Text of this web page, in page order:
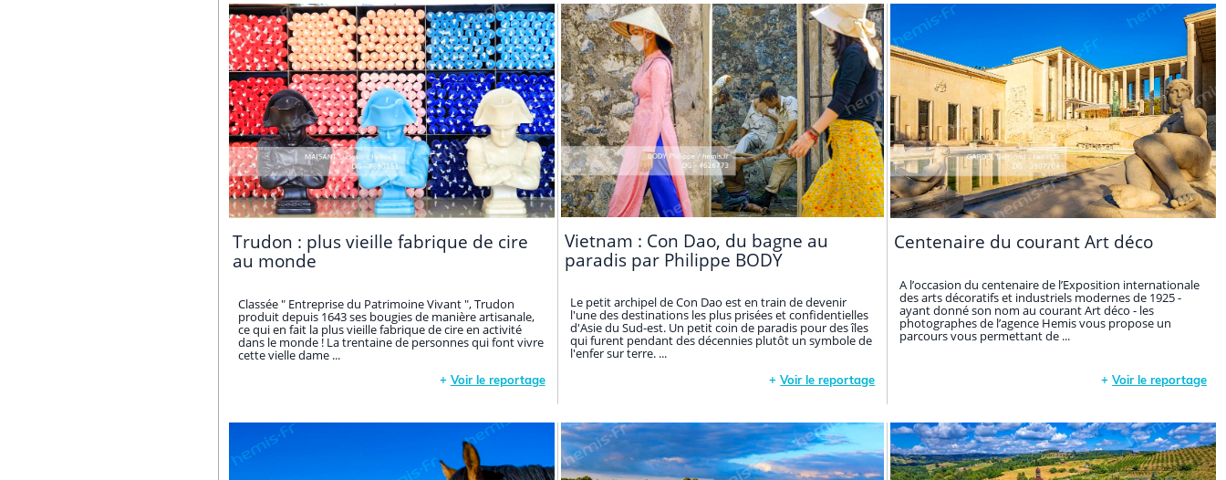
Trudon : plus vieille fabrique de cire
au monde
Classée " Entreprise du Patrimoine Vivant ", Trudon
produit depuis 1643 ses bougies de manière artisanale,
ce qui en fait la plus vieille fabrique de cire en activité
dans le monde ! La trentaine de personnes qui font vivre
cette vielle dame ...
+ Voir le reportage
Vietnam : Con Dao, du bagne au
paradis par Philippe BODY
Le petit archipel de Con Dao est en train de devenir
l'une des destinations les plus prisées et confidentielles
d'Asie du Sud-est. Un petit coin de paradis pour des îles
qui furent pendant des décennies plutôt un symbole de
l'enfer sur terre. ...
+Voir le reportage
Centenaire du courant Art déco
A l’occasion du centenaire de l’Exposition internationale
des arts décoratifs et industriels modernes de 1925 -
ayant donné son nom au courant Art déco - les
photographes de l’agence Hemis vous propose un
parcours vous permettant de ...
+ Voir le reportage